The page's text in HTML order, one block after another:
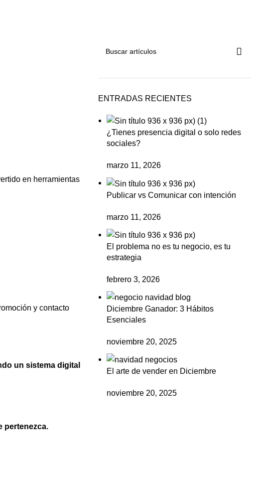
en herramientas
y contacto
un sistema digital
pertenezca.
ENTRADAS RECIENTES
¿Tienes presencia digital o solo redes
sociales?
marzo 11, 2026
Publicar vs Comunicar con intención
marzo 11, 2026
El problema no es tu negocio, es tu
estrategia
febrero 3, 2026
Diciembre Ganador: 3 Hábitos
Esenciales
noviembre 20, 2025
El arte de vender en Diciembre
noviembre 20, 2025